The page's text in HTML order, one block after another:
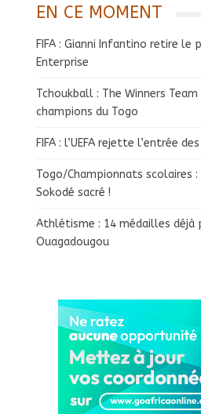
EN CE MOMENT
FIFA : Gianni Infantino retire le
Enterprise
Tchoukball : The Winners Team
champions du Togo
FIFA : l’UEFA rejette l’entrée
Togo/Championnats scolaires :
Sokodé sacré !
Athlétisme : 14 médailles déjà
Ouagadougou